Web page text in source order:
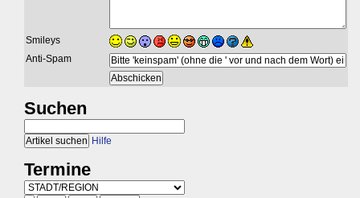
Smileys
Anti-Spam
Suchen
Hilfe
Termine